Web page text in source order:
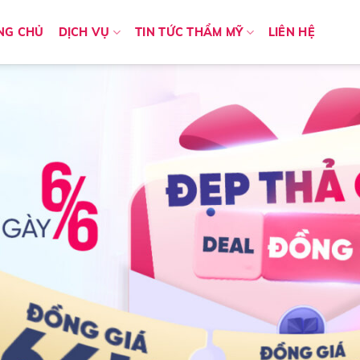
CHỦ DỊCH VỤ TIN TỨC THẨM MỸ LIÊN HỆ